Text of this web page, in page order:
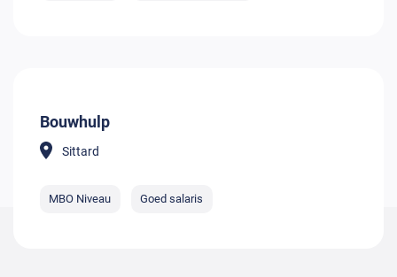
Bouwhulp
Sittard
MBO Niveau Goed salaris